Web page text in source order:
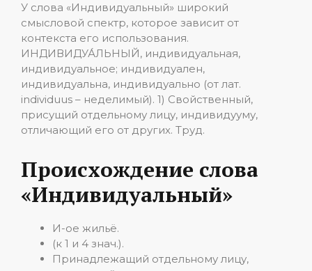
У слова «Индивидуальный» широкий
смысловой спектр, которое зависит от
контекста его использования.
ИНДИВИДУА́ЛЬНЫЙ, индивидуальная,
индивидуальное; индивидуален,
индивидуальна, индивидуально (от лат.
individuus – неделимый). 1) Свойственный,
присущий отдельному лицу, индивидууму,
отличающий его от других. Труд.
Происхождение слова
«Индивидуальный»
И-ое жильё.
(к 1 и 4 знач.).
Принадлежащий отдельному лицу,